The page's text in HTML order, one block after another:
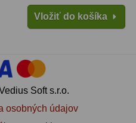
Vložiť do košíka
Soft s.r.o.
osobných údajov